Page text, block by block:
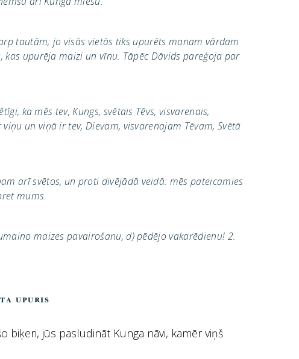
tautām; jo visās vietās tiks upurēts manam vārdam
upurēja maizi un vīnu. Tāpēc Dāvids pareģoja par
ka mēs tev, Kungs, svētais Tēvs, visvarenais,
un viņā ir tev, Dievam, visvarenajam Tēvam, Svētā
arī svētos, un proti divējādā veidā: mēs pateicamies
mums.
maizes pavairošanu, d) pēdējo vakarēdienu! 2.
Upuris
biķeri, jūs pasludināt Kunga nāvi, kamēr viņš